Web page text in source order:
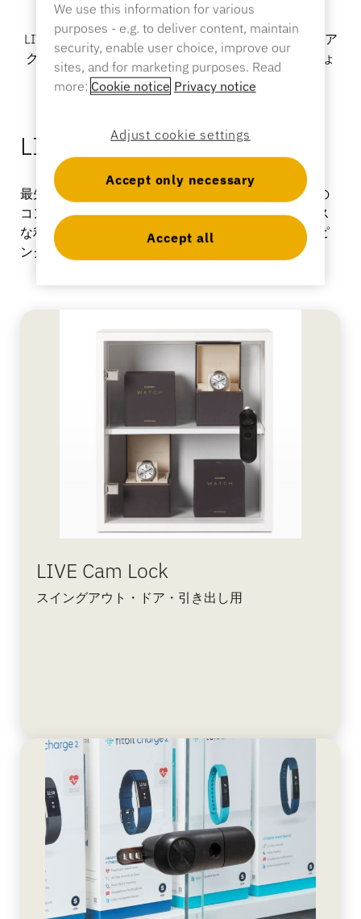
モバイルアクセス
LIVE ロックで未来を受け入れ、シームレスで安全なア
クセスコントロールのために携帯電話を活用しましょ
う。
LIVE ロック製品
最先端のセキュリティとシームレスなアプリベースの
コントロールを融合させることで、従業員にキーレス
な利便性を提供し、明日のセルフサービスとショッピ
ングイノベーションを可能にします。
LIVE Cam Lock
スイングアウト・ドア・引き出し用
We use this information for various
purposes - e.g. to deliver content, maintain
security, enable user choice, improve our
sites, and for marketing purposes. Read
more: Cookie notice Privacy notice
Adjust cookie settings
Accept only necessary
Accept all